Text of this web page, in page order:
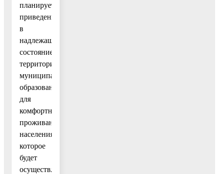
планируется
приведение
в
надлежащее
состояние
территорий
муниципальных
образований
для
комфортного
проживания
населения,
которое
будет
осуществляется